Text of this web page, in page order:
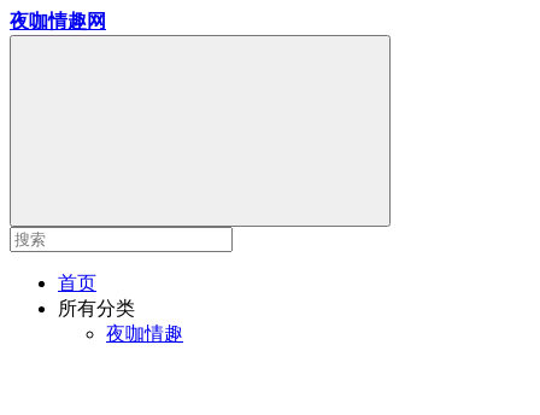
夜咖情趣网
首页
所有分类
夜咖情趣